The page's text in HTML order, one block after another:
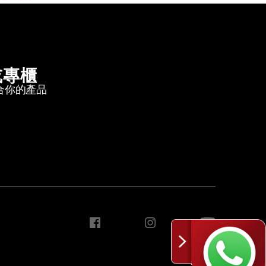
櫃
你的產品